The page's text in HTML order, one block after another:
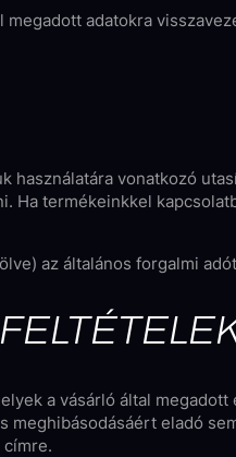
megadott adatokra
használatára vonatkozó
Ha termékeinkkel
az általános forgalmi
a vásárló által
eladó
címre.